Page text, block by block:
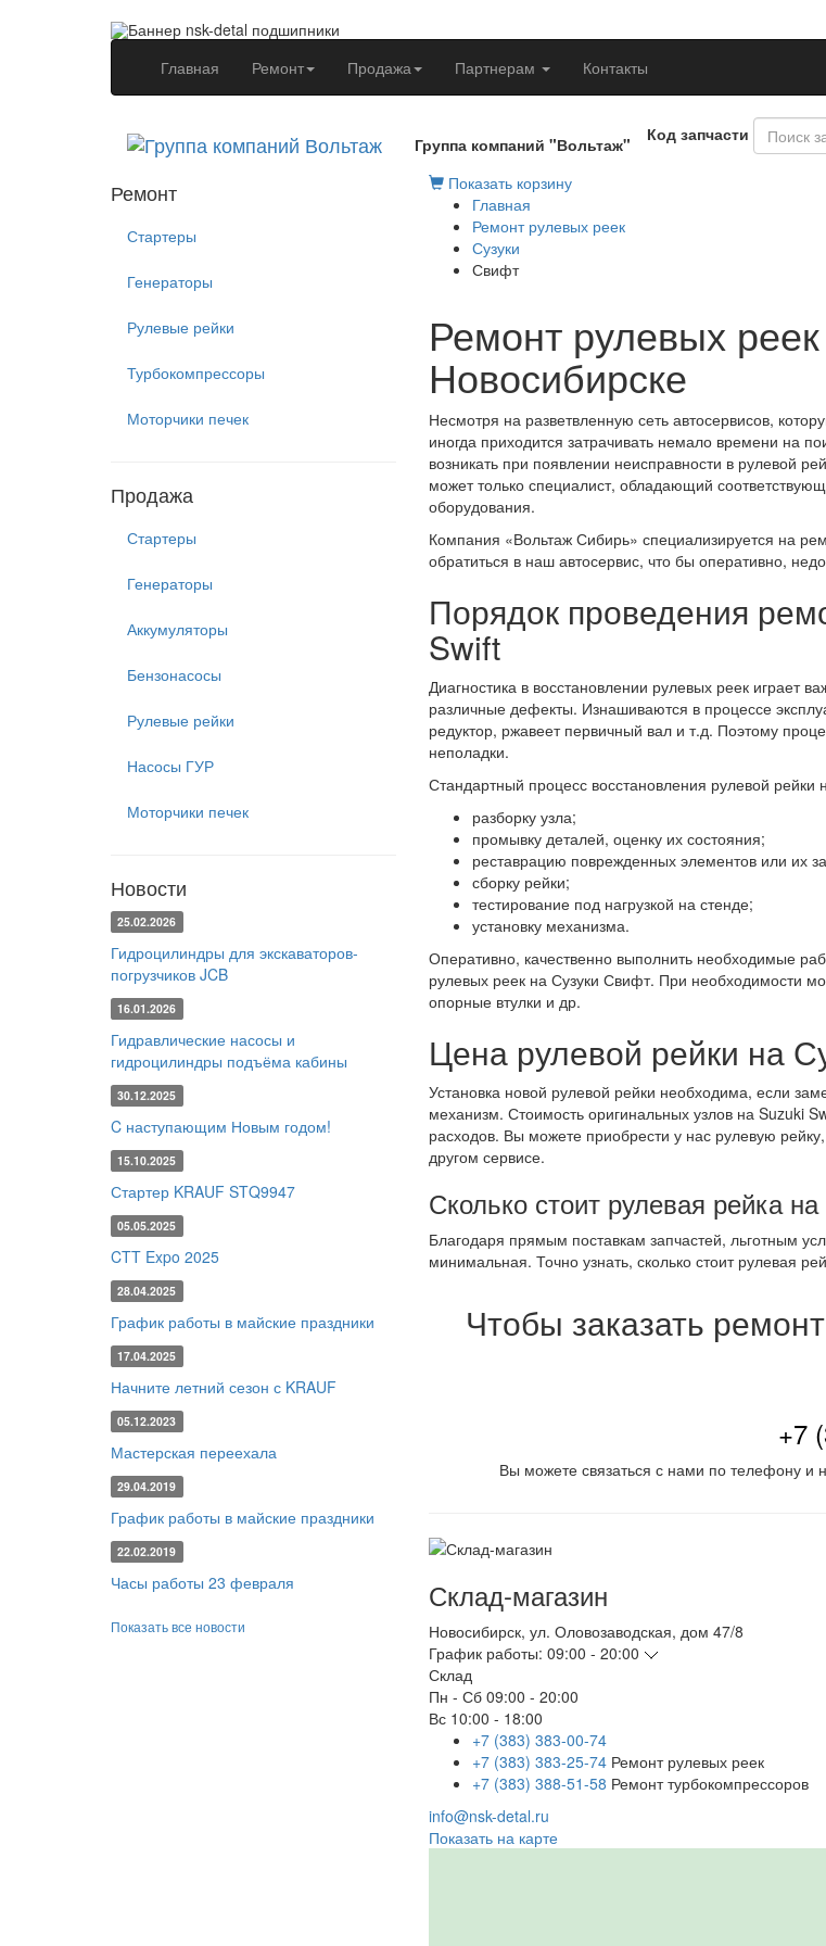
Главная (current)Ремонт Продажа Партнерам Контакты
Группа компаний "Вольтаж"
Код запчасти
Ремонт
Стартеры
Генераторы
Рулевые рейки
Турбокомпрессоры
Моторчики печек
Продажа
Стартеры
Генераторы
Аккумуляторы
Бензонасосы
Рулевые рейки
Насосы ГУР
Моторчики печек
Новости
25.02.2026
Гидроцилиндры для экскаваторов-
погрузчиков JCB
16.01.2026
Гидравлические насосы и
гидроцилиндры подъёма кабины
30.12.2025
C наступающим Новым годом!
15.10.2025
Стартер KRAUF STQ9947
05.05.2025
CTT Expo 2025
28.04.2025
График работы в майские праздники
17.04.2025
Начните летний сезон с KRAUF
05.12.2023
Мастерская переехала
29.04.2019
График работы в майские праздники
22.02.2019
Часы работы 23 февраля
Показать все новости
Показать корзину
Главная
Ремонт рулевых реек
Сузуки
Свифт
Ремонт рулевых
Новосибирске
Несмотря на разветвленную сеть автосервисов,
иногда приходится затрачивать немало времени на
возникать при появлении неисправности в рулевой
может только специалист, обладающий
оборудования.
Компания «Вольтаж Сибирь» специализируется на
обратиться в наш автосервис, что бы оперативно,
Порядок проведения
Swift
Диагностика в восстановлении рулевых реек играет
различные дефекты. Изнашиваются в процессе
редуктор, ржавеет первичный вал и т.д. Поэтому
неполадки.
Стандартный процесс восстановления рулевой рейки
разборку узла;
промывку деталей, оценку их состояния;
реставрацию поврежденных элементов или их
сборку рейки;
тестирование под нагрузкой на стенде;
установку механизма.
Оперативно, качественно выполнить необходимые
рулевых реек на Сузуки Свифт. При необходимости
опорные втулки и др.
Цена рулевой рейки на
Установка новой рулевой рейки необходима, если
механизм. Стоимость оригинальных узлов на Suzuki
расходов. Вы можете приобрести у нас рулевую
другом сервисе.
Сколько стоит рулевая рейка
Благодаря прямым поставкам запчастей, льготным
минимальная. Точно узнать, сколько стоит рулевая
Чтобы заказать
+7
Вы можете связаться с нами по телефону и
Склад-магазин
Новосибирск, ул. Оловозаводская, дом 47/8
График работы: 09:00 - 20:00
Склад
Пн - Сб 09:00 - 20:00
Вс 10:00 - 18:00
+7 (383) 383-00-74
+7 (383) 383-25-74 Ремонт рулевых реек
+7 (383) 388-51-58 Ремонт турбокомпрессоров
info@nsk-detal.ru
Показать на карте